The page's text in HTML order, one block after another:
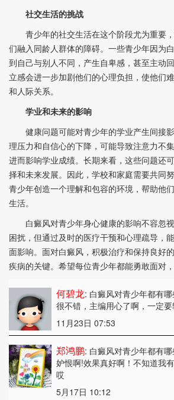
社交生活的挑战
青少年的社交生活在这个阶段尤为重要
们融入同龄人群体的障碍。一些青少年因为
到自己与别人不同，产生自卑感，甚至主动
立感会进一步加剧他们的心理负担，使他们
和人际关系。
学业和未来的影响
健康问题可能对青少年的学业产生间接
理压力和自信心的下降，可能导致注意力不
进而影响学业成绩。长期来看，这些问题还
择和未来发展。因此，学校和家庭需要共同
青少年创造一个理解和包容的环境，帮助他
生活。
白癜风对青少年身心健康的影响不容忽
困扰，但通过及时的医疗干预和心理疏导，
面影响。面对白癜风，积极治疗和保持良好
疾病的关键。希望每位青少年都能勇敢面对
何碧龙: 白癜风对青少年都有
很不错，主编用心了啊，一定
11月23日 07:53
郑鸿鹏: 白癜风对青少年都有
妒恨啊!效果真好啊！不知道我
哎
5月17日 10:12